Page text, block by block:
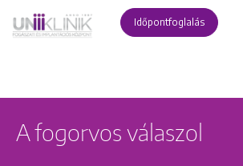
Időpontfoglalás
A fogorvos válaszol